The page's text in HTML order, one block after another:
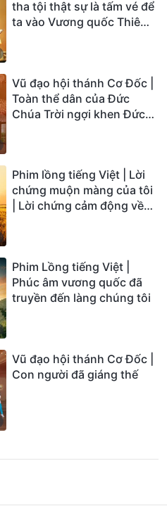
tha tội thật sự là tấm vé để
ta vào Vương quốc Thiên
Vũ đạo hội thánh Cơ Đốc |
Toàn thể dân của Đức
Chúa Trời ngợi khen Đức
Phim lồng tiếng Việt | Lời
chứng muộn màng của tôi
| Lời chứng cảm động về
Phim Lồng tiếng Việt |
Phúc âm vương quốc đã
truyền đến làng chúng tôi
Vũ đạo hội thánh Cơ Đốc |
Con người đã giáng thế